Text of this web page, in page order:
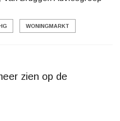
WONINGMARKT
zien op de